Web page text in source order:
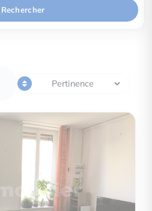
Rechercher